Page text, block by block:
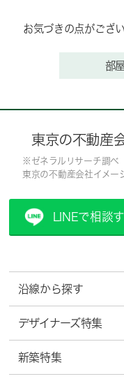
お気づきの点がござ
部
東京の不動産
※ゼネラルリサーチ調べ
東京の不動産会社イメー
LINEで相談
沿線から探す
デザイナーズ特集
新築特集